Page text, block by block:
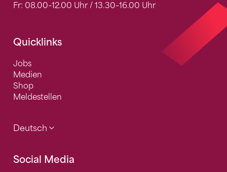
Fr: 08.00–12.00 Uhr / 13.30–16.00 Uhr
Quicklinks
Jobs
Medien
Shop
Meldestellen
Deutsch
Social Media